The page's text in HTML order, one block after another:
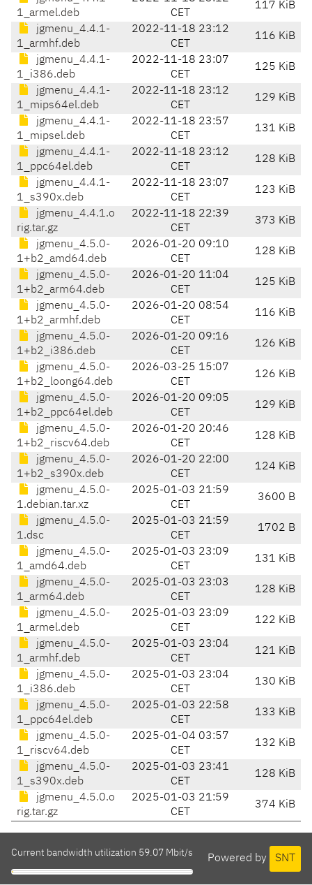
1_armel.deb
CET
117 KiB
jgmenu_4.4.1-
1_armhf.deb
2022-11-18 23:12
CET
116 KiB
jgmenu_4.4.1-
1_i386.deb
2022-11-18 23:07
CET
125 KiB
jgmenu_4.4.1-
1_mips64el.deb
2022-11-18 23:12
CET
129 KiB
jgmenu_4.4.1-
1_mipsel.deb
2022-11-18 23:57
CET
131 KiB
jgmenu_4.4.1-
1_ppc64el.deb
2022-11-18 23:12
CET
128 KiB
jgmenu_4.4.1-
1_s390x.deb
2022-11-18 23:07
CET
123 KiB
jgmenu_4.4.1.o
rig.tar.gz
2022-11-18 22:39
CET
373 KiB
jgmenu_4.5.0-
1+b2_amd64.deb
2026-01-20 09:10
CET
128 KiB
jgmenu_4.5.0-
1+b2_arm64.deb
2026-01-20 11:04
CET
125 KiB
jgmenu_4.5.0-
1+b2_armhf.deb
2026-01-20 08:54
CET
116 KiB
jgmenu_4.5.0-
1+b2_i386.deb
2026-01-20 09:16
CET
126 KiB
jgmenu_4.5.0-
1+b2_loong64.deb
2026-03-25 15:07
CET
126 KiB
jgmenu_4.5.0-
1+b2_ppc64el.deb
2026-01-20 09:05
CET
129 KiB
jgmenu_4.5.0-
1+b2_riscv64.deb
2026-01-20 20:46
CET
128 KiB
jgmenu_4.5.0-
1+b2_s390x.deb
2026-01-20 22:00
CET
124 KiB
jgmenu_4.5.0-
1.debian.tar.xz
2025-01-03 21:59
CET
3600 B
jgmenu_4.5.0-
1.dsc
2025-01-03 21:59
CET
1702 B
jgmenu_4.5.0-
1_amd64.deb
2025-01-03 23:09
CET
131 KiB
jgmenu_4.5.0-
1_arm64.deb
2025-01-03 23:03
CET
128 KiB
jgmenu_4.5.0-
1_armel.deb
2025-01-03 23:09
CET
122 KiB
jgmenu_4.5.0-
1_armhf.deb
2025-01-03 23:04
CET
121 KiB
jgmenu_4.5.0-
1_i386.deb
2025-01-03 23:04
CET
130 KiB
jgmenu_4.5.0-
1_ppc64el.deb
2025-01-03 22:58
CET
133 KiB
jgmenu_4.5.0-
1_riscv64.deb
2025-01-04 03:57
CET
132 KiB
jgmenu_4.5.0-
1_s390x.deb
2025-01-03 23:41
CET
128 KiB
jgmenu_4.5.0.o
rig.tar.gz
2025-01-03 21:59
CET
374 KiB
Powered by SNT
Current bandwidth utilization 59.07 Mbit/s